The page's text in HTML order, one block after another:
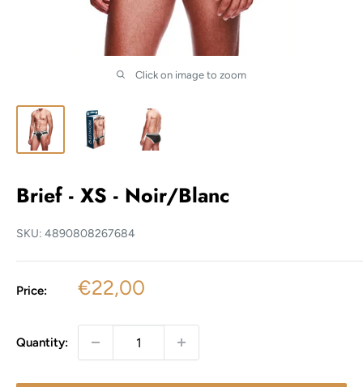
Click on image to zoom
Brief - XS - Noir/Blanc
SKU: 4890808267684
Price:
Sale
€22,00
Quantity: